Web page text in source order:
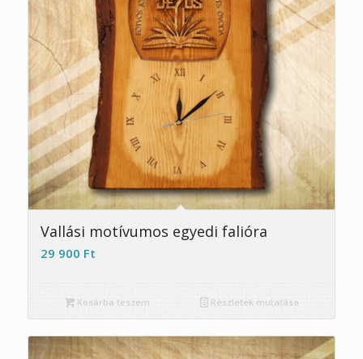
Vallási motívumos egyedi falióra
29 900 Ft
Kosárba teszem Részletek mutatása